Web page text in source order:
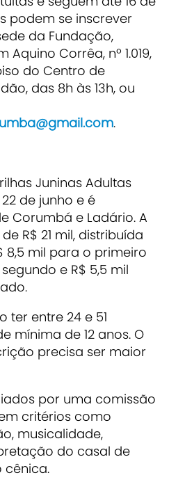
podem se inscrever
da Fundação,
Corrêa, nº 1.019,
do Centro de
das 8h às 13h, ou
.
Juninas Adultas
de junho e é
Corumbá e Ladário. A
R$ 21 mil, distribuída
8,5 mil para o primeiro
e R$ 5,5 mil
ter entre 24 e 51
mínima de 12 anos. O
precisa ser maior
por uma comissão
critérios como
musicalidade,
do casal de
cênica.